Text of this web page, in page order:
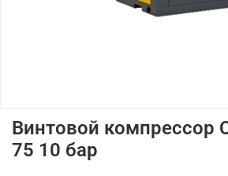
Винтовой компрессор
75 10 бар